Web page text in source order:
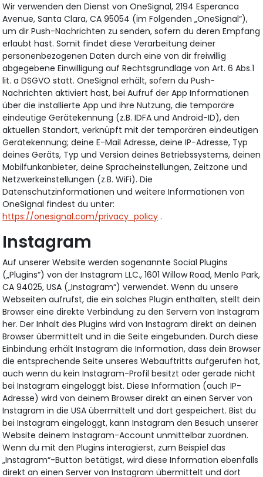
Wir verwenden den Dienst von OneSignal, 2194 Esperanca
Avenue, Santa Clara, CA 95054 (im Folgenden „OneSignal“),
um dir Push-Nachrichten zu senden, sofern du deren Empfang
erlaubt hast. Somit findet diese Verarbeitung deiner
personenbezogenen Daten durch eine von dir freiwillig
abgegebene Einwilligung auf Rechtsgrundlage von Art. 6 Abs.1
lit. a DSGVO statt. OneSignal erhält, sofern du Push-
Nachrichten aktiviert hast, bei Aufruf der App Informationen
über die installierte App und ihre Nutzung, die temporäre
eindeutige Gerätekennung (z.B. IDFA und Android-ID), den
aktuellen Standort, verknüpft mit der temporären eindeutigen
Gerätekennung; deine E-Mail Adresse, deine IP-Adresse, Typ
deines Geräts, Typ und Version deines Betriebssystems, deinen
Mobilfunkanbieter, deine Spracheinstellungen, Zeitzone und
Netzwerkeinstellungen (z.B. WiFi). Die
Datenschutzinformationen und weitere Informationen von
OneSignal findest du unter:
https://onesignal.com/privacy_policy .
Instagram
Auf unserer Website werden sogenannte Social Plugins
(„Plugins“) von der Instagram LLC., 1601 Willow Road, Menlo Park,
CA 94025, USA („Instagram“) verwendet. Wenn du unsere
Webseiten aufrufst, die ein solches Plugin enthalten, stellt dein
Browser eine direkte Verbindung zu den Servern von Instagram
her. Der Inhalt des Plugins wird von Instagram direkt an deinen
Browser übermittelt und in die Seite eingebunden. Durch diese
Einbindung erhält Instagram die Information, dass dein Browser
die entsprechende Seite unseres Webauftritts aufgerufen hat,
auch wenn du kein Instagram-Profil besitzt oder gerade nicht
bei Instagram eingeloggt bist. Diese Information (auch IP-
Adresse) wird von deinem Browser direkt an einen Server von
Instagram in die USA übermittelt und dort gespeichert. Bist du
bei Instagram eingeloggt, kann Instagram den Besuch unserer
Website deinem Instagram-Account unmittelbar zuordnen.
Wenn du mit den Plugins interagierst, zum Beispiel das
„Instagram“-Button betätigst, wird diese Information ebenfalls
direkt an einen Server von Instagram übermittelt und dort